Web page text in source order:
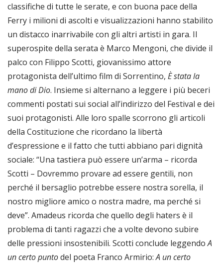
classifiche di tutte le serate, e con buona pace della
Ferry i milioni di ascolti e visualizzazioni hanno stabilito
un distacco inarrivabile con gli altri artisti in gara. Il
superospite della serata è Marco Mengoni, che divide il
palco con Filippo Scotti, giovanissimo attore
protagonista dell’ultimo film di Sorrentino, È stata la
mano di Dio. Insieme si alternano a leggere i più beceri
commenti postati sui social all’indirizzo del Festival e dei
suoi protagonisti. Alle loro spalle scorrono gli articoli
della Costituzione che ricordano la libertà
d’espressione e il fatto che tutti abbiano pari dignità
sociale: “Una tastiera può essere un’arma – ricorda
Scotti – Dovremmo provare ad essere gentili, non
perché il bersaglio potrebbe essere nostra sorella, il
nostro migliore amico o nostra madre, ma perché si
deve”. Amadeus ricorda che quello degli haters è il
problema di tanti ragazzi che a volte devono subire
delle pressioni insostenibili. Scotti conclude leggendoA
un certo puntodel poeta Franco Armirio:A un certo